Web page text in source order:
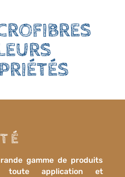
gamme de produits
toute application et